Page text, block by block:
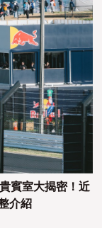
賓室大揭密！近
介紹